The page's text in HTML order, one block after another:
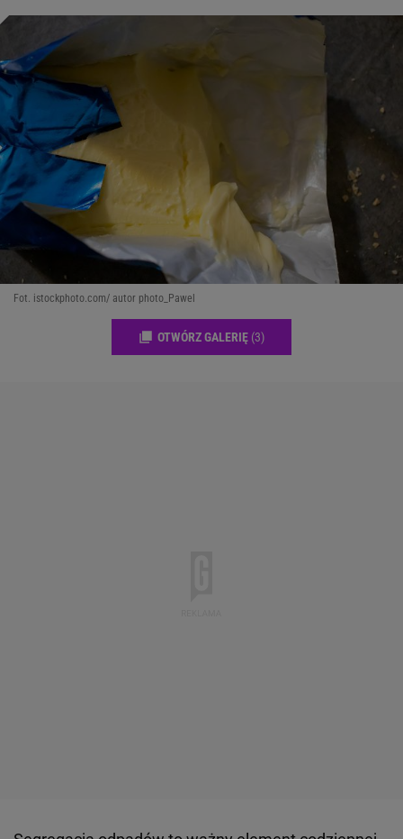
Fot. istockphoto.com/ autor photo_Pawel
OTWÓRZ GALERIĘ (3)